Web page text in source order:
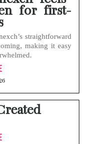
for first-
straightforward
making it easy